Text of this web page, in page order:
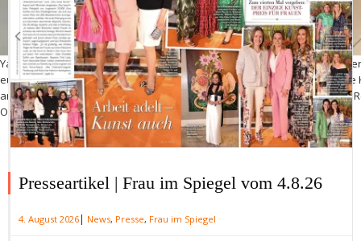
Yasmin von Schaabner und Prinzessin Iris zu Löwenstein-Wertheim-
europäischer Unternehmerinnen besucht die HIGHLIGHTS
anschließendem Empfang und Fashion-Tea bei Talbot Runhof im Store /
Oktober 2025 / Foto: Frank Rollitz / ABR-Pictures
Presseartikel | Frau im Spiegel vom 4.8.26
4. August 2026| News, Presse, Frau im Spiegel